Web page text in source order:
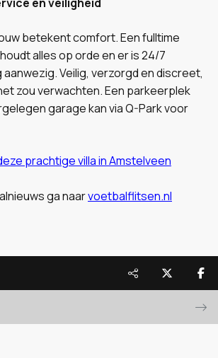
betekent comfort. Een fulltime
alles op orde en er is 24/7
Veilig, verzorgd en discreet,
zou verwachten. Een parkeerplek
garage kan via Q-Park voor
prachtige villa in Amstelveen
ga naarvoetbalflitsen.nl